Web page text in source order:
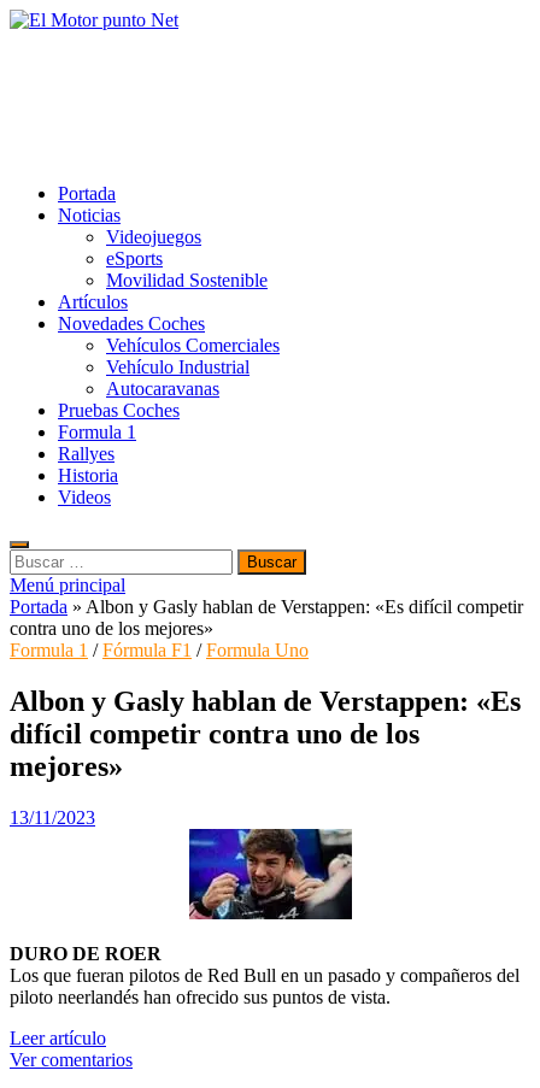
Saltar
Portada
Noticias
Videojuegos
eSports
Movilidad Sostenible
Artículos
Novedades Coches
Vehículos Comerciales
Vehículo Industrial
Autocaravanas
Pruebas Coches
Formula 1
Rallyes
Historia
Videos
Buscar:
Menú principal
Portada » Albon y Gasly hablan de Verstappen: «Es difícil competir
contra uno de los mejores»
Formula 1 /Fórmula F1 /Formula Uno
Albon y Gasly hablan de Verstappen: «Es
difícil competir contra uno de los
mejores»
13/11/2023
DURO DE ROER
Los que fueran pilotos de Red Bull en un pasado y compañeros del
piloto neerlandés han ofrecido sus puntos de vista.
Leer artículo
Ver comentarios